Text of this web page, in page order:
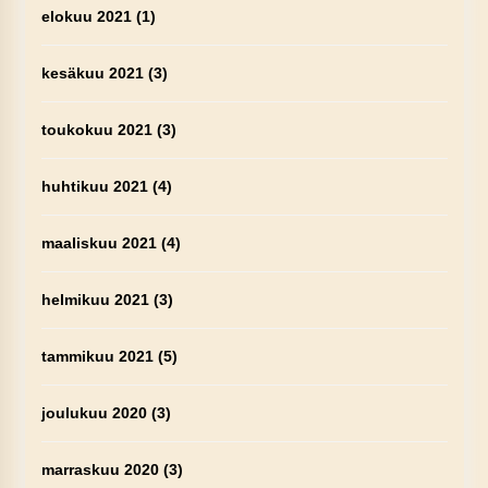
elokuu 2021(1)
kesäkuu 2021(3)
toukokuu 2021(3)
huhtikuu 2021(4)
maaliskuu 2021(4)
helmikuu 2021(3)
tammikuu 2021(5)
joulukuu 2020(3)
marraskuu 2020(3)